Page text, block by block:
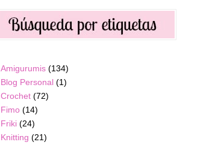
Amigurumis (134)
Blog Personal (1)
Crochet (72)
Fimo (14)
Friki (24)
Knitting (21)